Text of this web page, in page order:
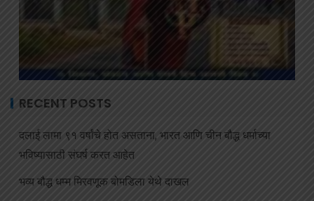
RECENT POSTS
दलाई लामा ९१ वर्षांचे होत असताना, भारत आणि चीन बौद्ध धर्माच्या
भविष्यासाठी संघर्ष करत आहेत
भव्य बौद्ध धम्म मिरवणूक बोमडिला येथे दाखल